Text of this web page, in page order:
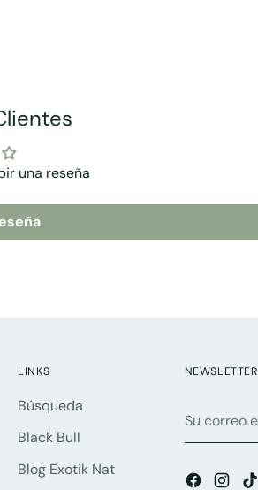
una reseña
LINKS
Búsqueda
Black Bull
Blog Exotik Nat
NEWSLETTER
correo